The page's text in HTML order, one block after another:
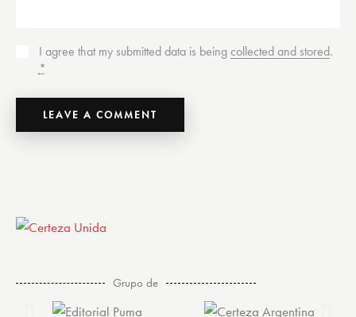
I agree that my submitted data is beingcollected and stored.
*
Grupo de